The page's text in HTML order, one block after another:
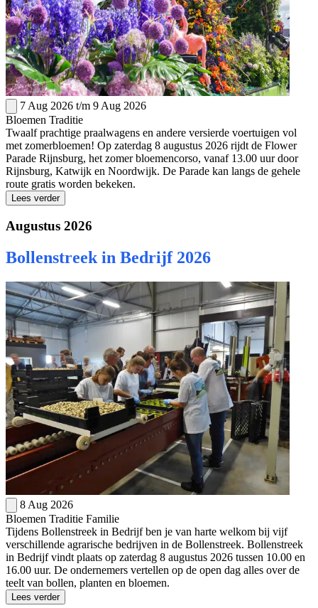
7 Aug 2026 t/m 9 Aug 2026
Bloemen Traditie
Twaalf prachtige praalwagens en andere versierde voertuigen vol
met zomerbloemen! Op zaterdag 8 augustus 2026 rijdt de Flower
Parade Rijnsburg, het zomer bloemencorso, vanaf 13.00 uur door
Rijnsburg, Katwijk en Noordwijk. De Parade kan langs de gehele
route gratis worden bekeken.
Lees verder
Augustus 2026
Bollenstreek in Bedrijf 2026
8 Aug 2026
Bloemen Traditie Familie
Tijdens Bollenstreek in Bedrijf ben je van harte welkom bij vijf
verschillende agrarische bedrijven in de Bollenstreek. Bollenstreek
in Bedrijf vindt plaats op zaterdag 8 augustus 2026 tussen 10.00 en
16.00 uur. De ondernemers vertellen op de open dag alles over de
teelt van bollen, planten en bloemen.
Lees verder